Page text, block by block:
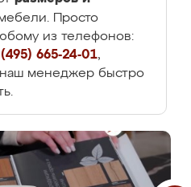
Просто
из телефонов:
665-24-01,
менеджер быстро